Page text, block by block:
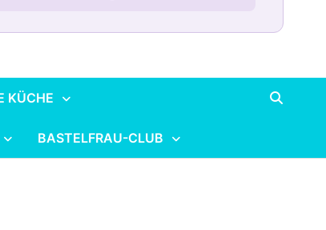
KÜCHE
BASTELFRAU-CLUB